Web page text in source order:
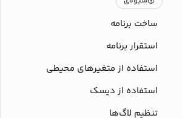
ساخت برنامه
استقرار برنامه
استفاده از متغیرهای محیطی
استفاده از دیسک
تنظیم لاگ‌ها